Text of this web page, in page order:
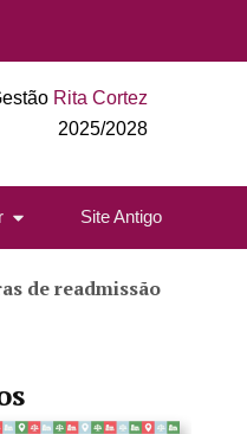
Rita Cortez
2025/2028
Site Antigo
de readmissão